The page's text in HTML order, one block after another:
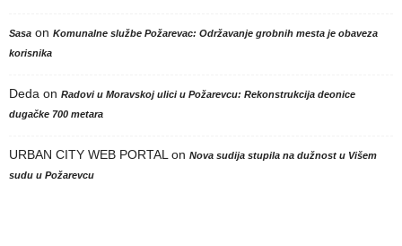
Sasa on Komunalne službe Požarevac: Održavanje grobnih mesta je obaveza
korisnika
Deda on Radovi u Moravskoj ulici u Požarevcu: Rekonstrukcija deonice
dugačke 700 metara
URBAN CITY WEB PORTAL on Nova sudija stupila na dužnost u Višem
sudu u Požarevcu